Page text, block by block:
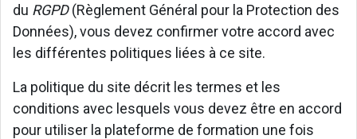
du RGPD(Règlement Général pour la Protection des
Données), vous devez confirmer votre accord avec
les différentes politiques liées à ce site.
La politique du site décrit les termes et les
conditions avec lesquels vous devez être en accord
pour utiliser la plateforme de formation une fois